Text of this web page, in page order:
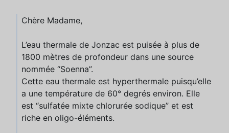
Chère Madame,
L’eau thermale de Jonzac est puisée à plus de
1800 mètres de profondeur dans une source
nommée “Soenna”.
Cette eau thermale est hyperthermale puisqu’elle
a une température de 60° degrés environ. Elle
est “sulfatée mixte chlorurée sodique” et est
riche en oligo-éléments.